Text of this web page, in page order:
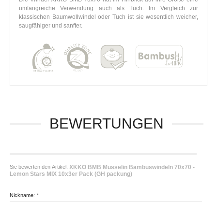
umfangreiche Verwendung auch als Tuch. Im Vergleich zur
klassischen Baumwollwindel oder Tuch ist sie wesentlich weicher,
saugfähiger und sanfter.
BEWERTUNGEN
Sie bewerten den Artikel: XKKO BMB Musselin Bambuswindeln 70x70 -
Lemon Stars MIX 10x3er Pack (GH packung)
*
Nickname: